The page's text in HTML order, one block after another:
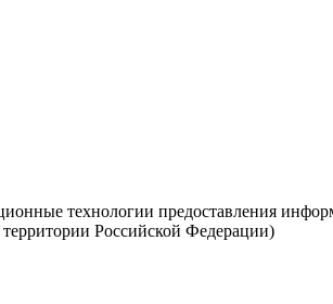
технологии предоставления
Российской Федерации)